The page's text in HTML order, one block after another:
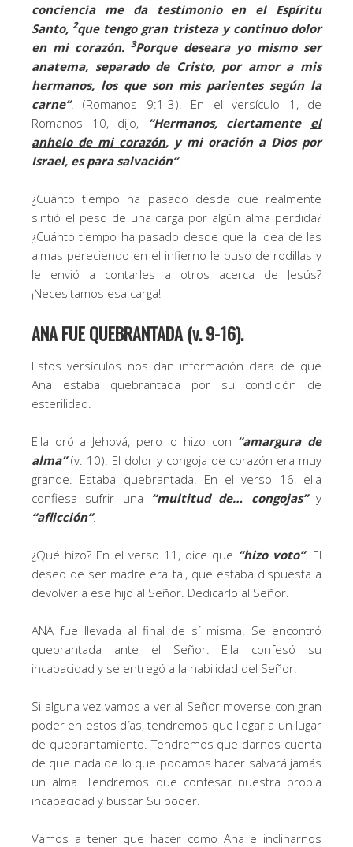
conciencia me da testimonio en el Espíritu
Santo,2que tengo gran tristeza y continuo dolor
en mi corazón. 3Porque deseara yo mismo ser
anatema, separado de Cristo, por amor a mis
hermanos, los que son mis parientes según la
carne”. (Romanos 9:1-3). En el versículo 1, de
Romanos 10, dijo,
“Hermanos, ciertamente el
anhelo de mi corazón, y mi oración a Dios por
Israel, es para salvación”.
¿Cuánto tiempo ha pasado desde que realmente
sintió el peso de una carga por algún alma perdida?
¿Cuánto tiempo ha pasado desde que la idea de las
almas pereciendo en el infierno le puso de rodillas y
le envió a contarles a otros acerca de Jesús?
¡Necesitamos esa carga!
ANA FUE QUEBRANTADA (v. 9-16).
Estos versículos nos dan información clara de que
Ana estaba quebrantada por su condición de
esterilidad.
Ella oró a Jehová, pero lo hizo con “amargura de
alma”(v. 10). El dolor y congoja de corazón era muy
grande. Estaba quebrantada. En el verso 16, ella
confiesa sufrir una “multitud de… congojas”y
“aflicción”.
¿Qué hizo? En el verso 11, dice que “hizo voto”. El
deseo de ser madre era tal, que estaba dispuesta a
devolver a ese hijo al Señor. Dedicarlo al Señor.
ANA fue llevada al final de sí misma. Se encontró
quebrantada ante el Señor. Ella confesó su
incapacidad y se entregó a la habilidad del Señor.
Si alguna vez vamos a ver al Señor moverse con gran
poder en estos días, tendremos que llegar a un lugar
de quebrantamiento. Tendremos que darnos cuenta
de que nada de lo que podamos hacer salvará jamás
un alma. Tendremos que confesar nuestra propia
incapacidad y buscar Su poder.
Vamos a tener que hacer como Ana e inclinarnos